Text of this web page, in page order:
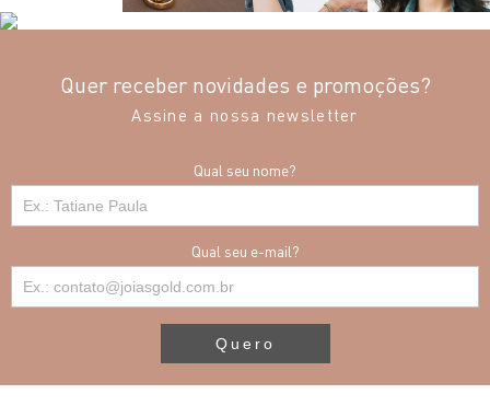
Quer receber novidades e promoções?
Assine a nossa newsletter
Qual seu nome?
Qual seu e-mail?
Quero